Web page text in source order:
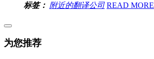
标签： 附近的翻译公司 READ MORE
为您推荐